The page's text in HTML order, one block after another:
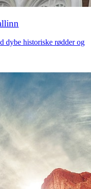
dybe historiske rødder og